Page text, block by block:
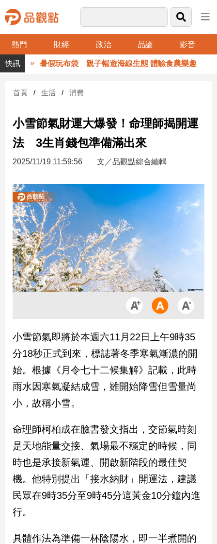
熱門 財經 政治 品論 影音
品
觀
財
台
財
新
產
經/
股
市
房
地
產
品
政
治
政
治
焦
品
點
民
調
國
會
點
觀
暑假玩布袋 親子暢遊海線生態 體驗食農樂趣
首頁 生活 消費
小雪節氣財運大爆發！命理師揭開運
法 3生肖錢包準備滿出來
2025/11/19 11:59:56 文／品觀點綜合編輯
小雪節氣即將於本週六11月22日上午9時35
分18秒正式到來，標誌著冬季寒氣漸濃的開
始。根據《月令七十二候集解》記載，此時
雨水因寒氣凝結成雪，雖開始降雪但雪量尚
小，故稱小雪。
命理師柯柏成在臉書發文指出，交節氣時刻
是天地能量交接、氣場最不穩定的時候，同
時也是承接新氣運、開啟新階段的最佳契
機。他特別提出「接水納財」開運法，建議
民眾在9時35分至9時45分這黃金10分鐘內進
行。
具體作法為準備一杯陰陽水，即一半煮開的